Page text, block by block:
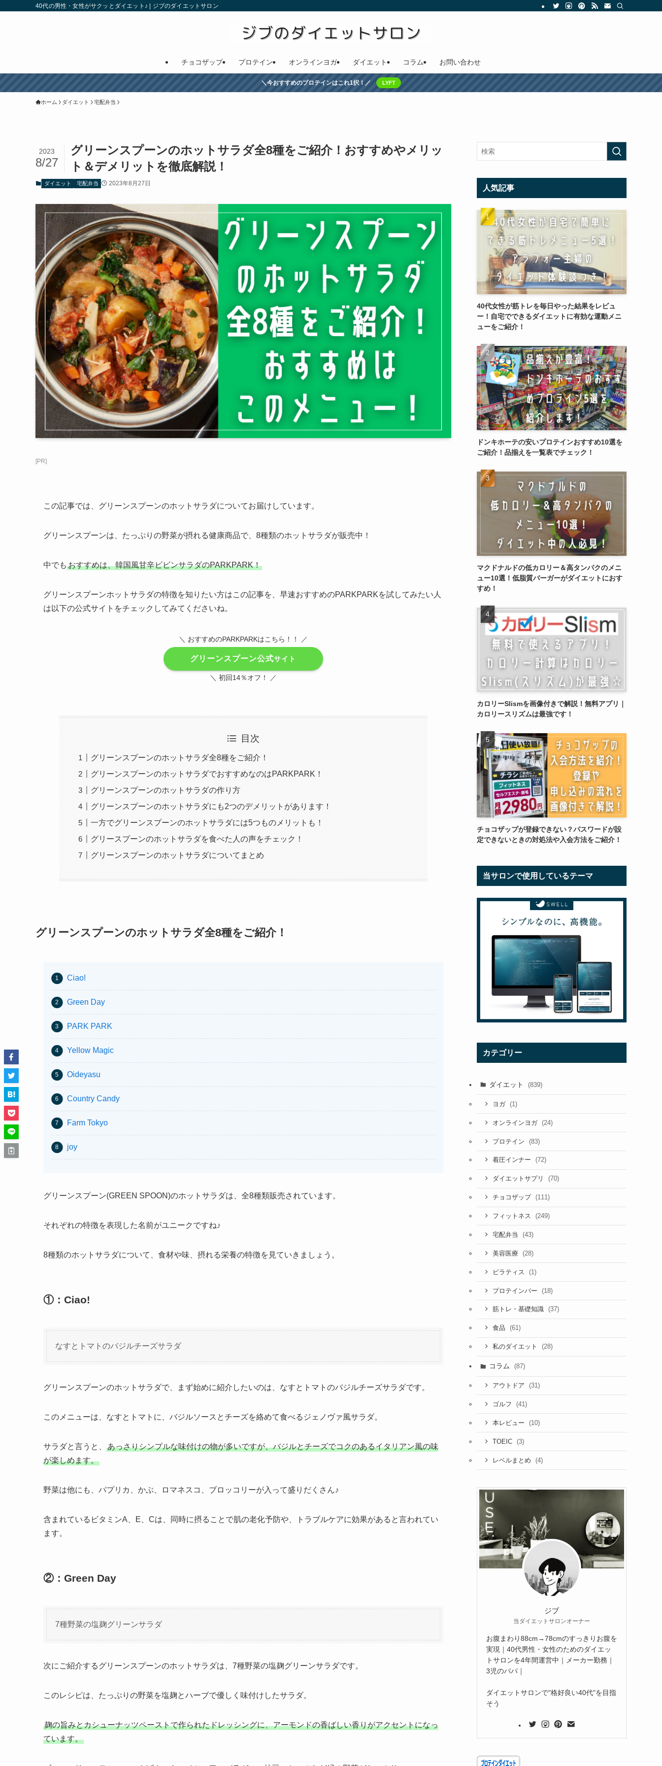
40代の男性・女性がサクッとダイエット♪ | ジブのダイエットサロン
チョコザップ プロテイン オンラインヨガ ダイエット コラム お問い合わせ
＼今おすすめのプロテインはこれ1択！／ LYFT
ホーム ダイエット 宅配弁当
グリーンスプーンのホットサラダ全8種をご紹介！おすすめやメリッ
ト＆デメリットを徹底解説！
2023
8/27
ダイエット 宅配弁当 2023年8月27日
[PR]
この記事では、グリーンスプーンのホットサラダについてお届けしています。
グリーンスプーンは、たっぷりの野菜が摂れる健康商品で、8種類のホットサラダが販売中！
中でも おすすめは、韓国風甘辛ビビンサラダのPARKPARK！
グリーンスプーンホットサラダの特徴を知りたい方はこの記事を、早速おすすめのPARKPARKを試してみたい人
は以下の公式サイトをチェックしてみてくださいね。
＼ おすすめのPARKPARKはこちら！！ ／
グリーンスプーン公式サイト
＼ 初回14％オフ！ ／
目次
グリーンスプーンのホットサラダ全8種をご紹介！
グリーンスプーンのホットサラダでおすすめなのはPARKPARK！
グリーンスプーンのホットサラダの作り方
グリーンスプーンのホットサラダにも2つのデメリットがあります！
一方でグリーンスプーンのホットサラダには5つものメリットも！
グリースプーンのホットサラダを食べた人の声をチェック！
グリーンスプーンのホットサラダについてまとめ
グリーンスプーンのホットサラダ全8種をご紹介！
Ciao!
Green Day
PARK PARK
Yellow Magic
Oideyasu
Country Candy
Farm Tokyo
joy
グリーンスプーン(GREEN SPOON)のホットサラダは、全8種類販売されています。
それぞれの特徴を表現した名前がユニークですね♪
8種類のホットサラダについて、食材や味、摂れる栄養の特徴を見ていきましょう。
①：Ciao!
なすとトマトのバジルチーズサラダ
グリーンスプーンのホットサラダで、まず始めに紹介したいのは、なすとトマトのバジルチーズサラダです。
このメニューは、なすとトマトに、バジルソースとチーズを絡めて食べるジェノヴァ風サラダ。
サラダと言うと、
あっさりシンプルな味付けの物が多いですが、バジルとチーズでコクのあるイタリアン風の味
が楽しめます。
野菜は他にも、パプリカ、かぶ、ロマネスコ、ブロッコリーが入って盛りだくさん♪
含まれているビタミンA、E、Cは、同時に摂ることで肌の老化予防や、トラブルケアに効果があると言われてい
ます。
②：Green Day
7種野菜の塩麹グリーンサラダ
次にご紹介するグリーンスプーンのホットサラダは、7種野菜の塩麹グリーンサラダです。
このレシピは、たっぷりの野菜を塩麹とハーブで優しく味付けしたサラダ。
麹の旨みとカシューナッツペーストで作られたドレッシングに、アーモンドの香ばしい香りがアクセントになっ
ています。
人気記事
40代女性が筋トレを毎日やった結果をレビュ
ー！自宅でできるダイエットに有効な運動メニ
ューをご紹介！
ドンキホーテの安いプロテインおすすめ10選を
ご紹介！品揃えを一覧表でチェック！
マクドナルドの低カロリー＆高タンパクのメニ
ュー10選！低脂質バーガーがダイエットにおす
すめ！
カロリーSlismを画像付きで解説！無料アプリ｜
カロリースリズムは最強です！
チョコザップが登録できない？パスワードが設
定できないときの対処法や入会方法をご紹介！
当サロンで使用しているテーマ
カテゴリー
ダイエット (839)
ヨガ (1)
オンラインヨガ (24)
プロテイン (83)
着圧インナー (72)
ダイエットサプリ (70)
チョコザップ (111)
フィットネス (249)
宅配弁当 (43)
美容医療 (28)
ピラティス (1)
プロテインバー (18)
筋トレ・基礎知識 (37)
食品 (61)
私のダイエット (28)
コラム (87)
アウトドア (31)
ゴルフ (41)
本レビュー (10)
TOEIC (3)
レベルまとめ (4)
ジブ
当ダイエットサロンオーナー
お腹まわり88cm→78cmのすっきりお腹を
実現｜40代男性・女性のためのダイエッ
トサロンを4年間運営中｜メーカー勤務｜
3児のパパ｜
ダイエットサロンで"格好良い40代"を目指
そう